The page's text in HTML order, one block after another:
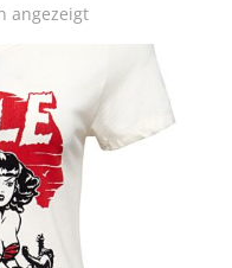
angezeigtNach
Aktualität